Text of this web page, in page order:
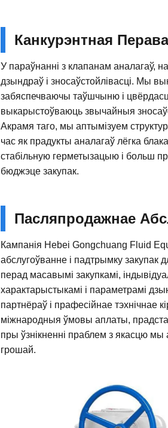
Канкурэнтная
У параўнанні з клапанам аналагаў,
дзындраў і зносаўстойлівасці. Мы
забяспечваючы таўшчыню і
выкарыстоўваюць звычайныя
Акрамя таго, мы аптымізуем
час як прадукты аналагаў лёгка
стабільную герметызацыю і больш
бюджэце закупак.
Пасляпродажнае
Кампанія Hebei Gongchuang Fluid
абслугоўванне і падтрымку закупак
перад масавымі закупкамі,
характарыстыкамі і параметрамі
партнёраў і прафесійнае тэхнічнае
міжнародныя ўмовы аплаты,
пры ўзнікненні праблем з якасцю
грошай.